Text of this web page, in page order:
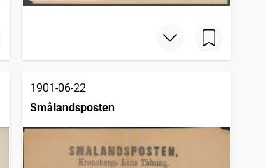
1901-06-22
Smålandsposten